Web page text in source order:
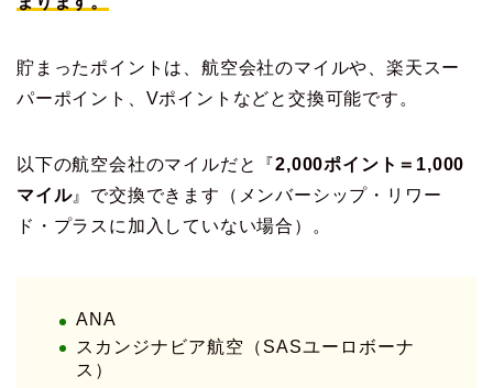
貯まったポイントは、航空会社のマイルや、楽天スー
パーポイント、Vポイントなどと交換可能です。
以下の航空会社のマイルだと『2,000ポイント＝1,000
マイル』で交換できます（メンバーシップ・リワー
ド・プラスに加入していない場合）。
ANA
スカンジナビア航空（SASユーロボーナ
ス）